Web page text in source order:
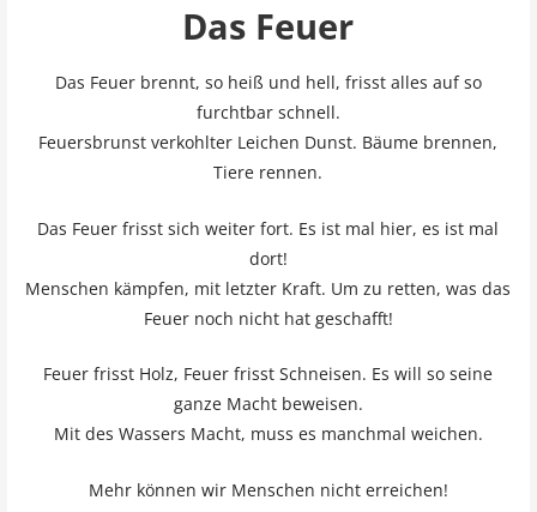
Das Feuer
Das Feuer brennt, so heiß und hell, frisst alles auf so
furchtbar schnell.
Feuersbrunst verkohlter Leichen Dunst. Bäume brennen,
Tiere rennen.
Das Feuer frisst sich weiter fort. Es ist mal hier, es ist mal
dort!
Menschen kämpfen, mit letzter Kraft. Um zu retten, was das
Feuer noch nicht hat geschafft!
Feuer frisst Holz, Feuer frisst Schneisen. Es will so seine
ganze Macht beweisen.
Mit des Wassers Macht, muss es manchmal weichen.
Mehr können wir Menschen nicht erreichen!